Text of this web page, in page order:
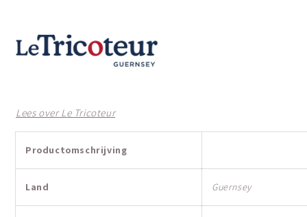
Lees over Le Tricoteur
Productomschrijving
Land Guernsey